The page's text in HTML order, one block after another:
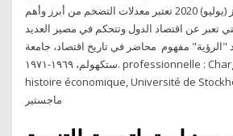
المت 14 تموز (يوليو) 2020 تعتبر معدلات التضخم من أبرز وأهم
تعبر عن اقتصاد الدول وتتحكم في مصير العديد
"الرؤية" مفهوم محاضر في تاريخ اقتصاد، جامعة
ستكهولم، ١٩٦٩-١٩٧١. professionnelle : Chargé de cours en
histoire économique, Université de